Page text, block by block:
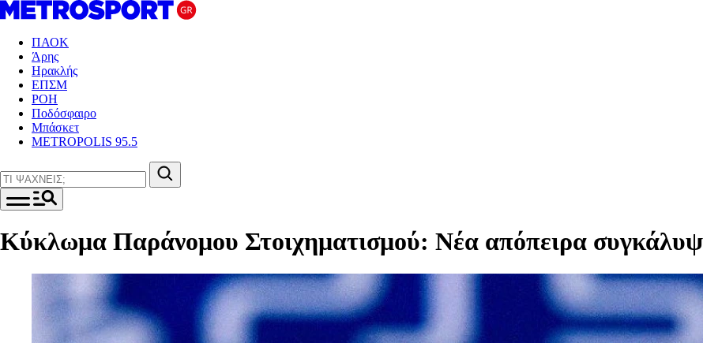
ΠΑΟΚ
Άρης
Ηρακλής
ΕΠΣΜ
ΡΟΗ
Ποδόσφαιρο
Μπάσκετ
METROPOLIS 95.5
Κύκλωμα Παράνομου Στοιχηματισμού: Νέα απόπειρα